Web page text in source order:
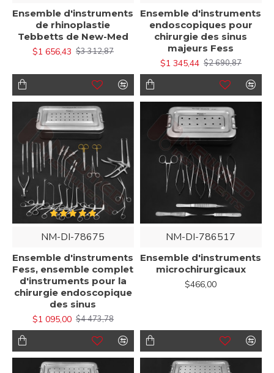
Ensemble d'instruments
de rhinoplastie
Tebbetts de New-Med
$1 656,43 $3 312,87
Ensemble d'instruments
endoscopiques pour
chirurgie des sinus
majeurs Fess
$1 345,44 $2 690,87
NM-DI-78675
Ensemble d'instruments
Fess, ensemble complet
d'instruments pour la
chirurgie endoscopique
des sinus
$1 095,00 $4 473,78
NM-DI-786517
Ensemble d'instruments
microchirurgicaux
$466,00